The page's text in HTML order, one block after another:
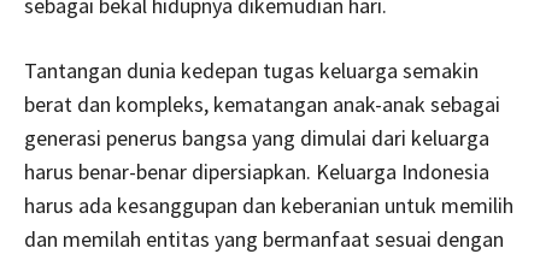
Tantangan dunia kedepan tugas keluarga semakin
berat dan kompleks, kematangan anak-anak sebagai
generasi penerus bangsa yang dimulai dari keluarga
harus benar-benar dipersiapkan. Keluarga Indonesia
harus ada kesanggupan dan keberanian untuk memilih
dan memilah entitas yang bermanfaat sesuai dengan